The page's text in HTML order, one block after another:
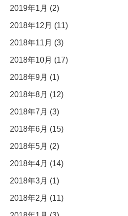
2019年1月 (2)
2018年12月 (11)
2018年11月 (3)
2018年10月 (17)
2018年9月 (1)
2018年8月 (12)
2018年7月 (3)
2018年6月 (15)
2018年5月 (2)
2018年4月 (14)
2018年3月 (1)
2018年2月 (11)